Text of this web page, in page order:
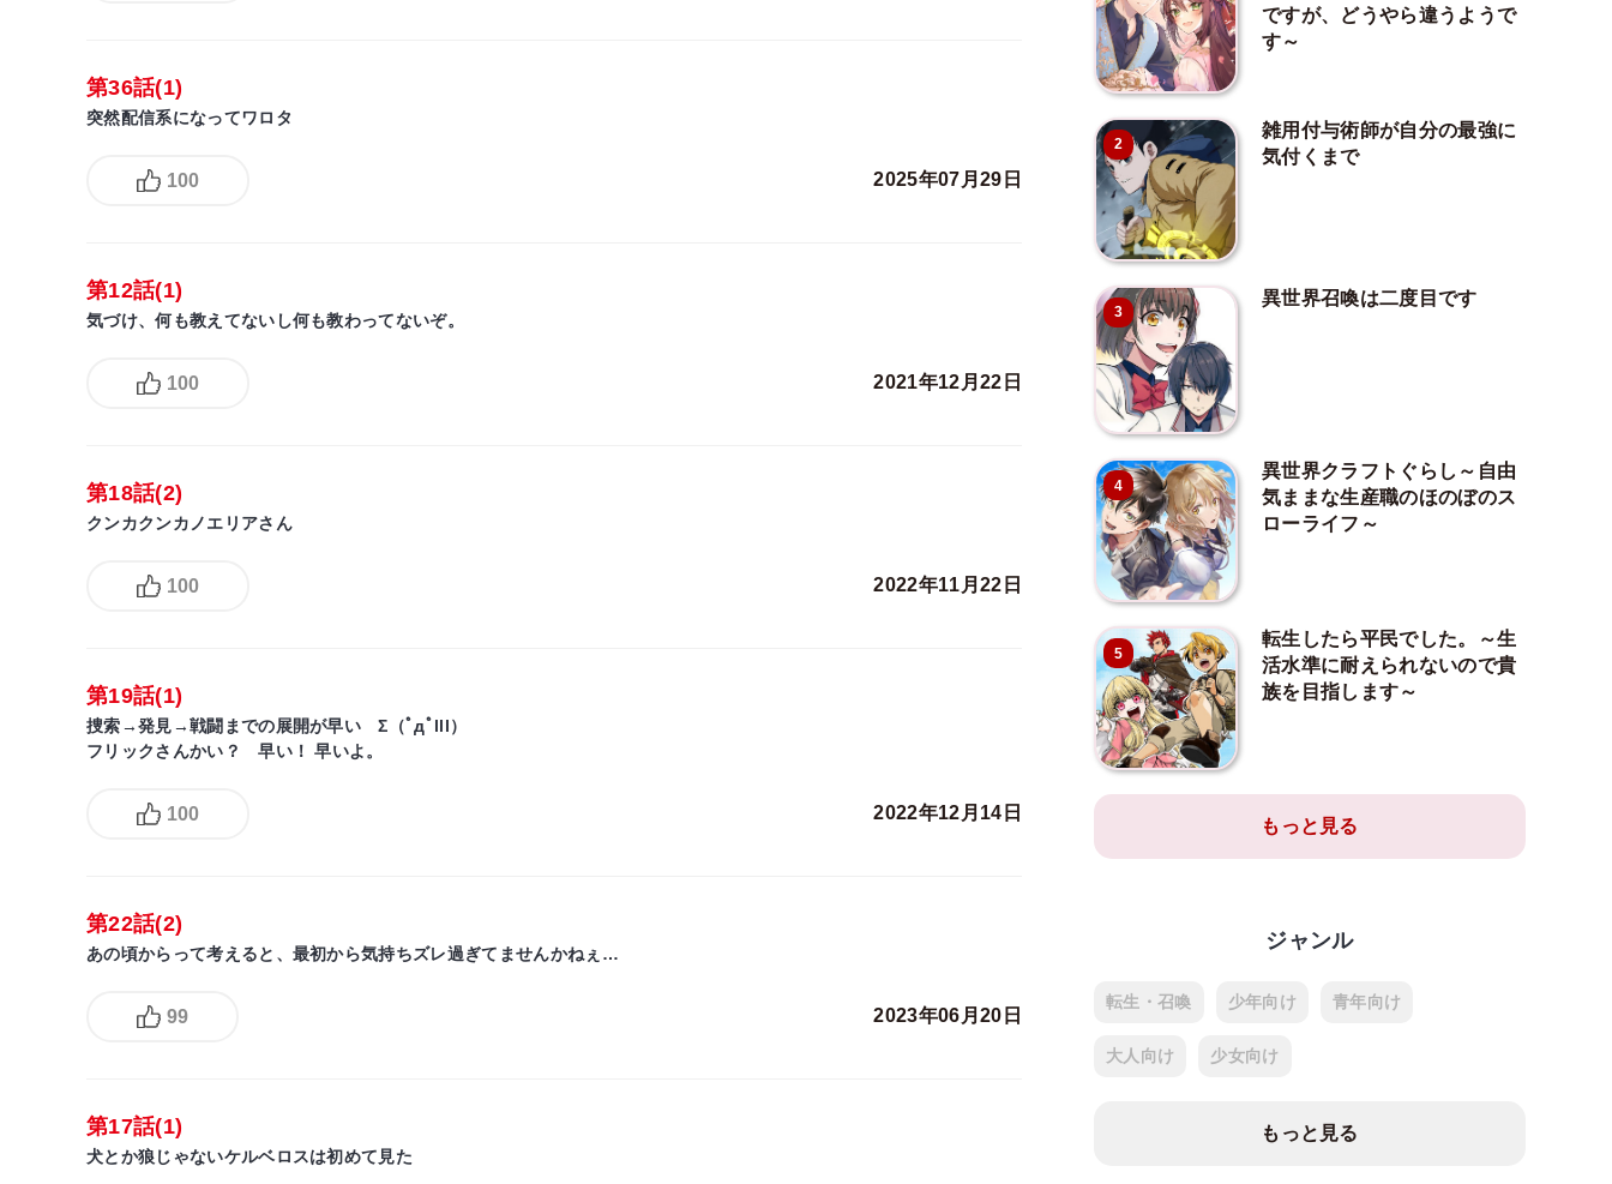
第36話(1)
突然配信系になってワロタ
100 2025年07月29日
第12話(1)
気づけ、何も教えてないし何も教わってないぞ。
100 2021年12月22日
第18話(2)
クンカクンカノエリアさん
100 2022年11月22日
第19話(1)
捜索→発見→戦闘までの展開が早い Σ（ﾟдﾟlll）
フリックさんかい？ 早い！ 早いよ。
100 2022年12月14日
第22話(2)
あの頃からって考えると、最初から気持ちズレ過ぎてませんかねぇ…
99 2023年06月20日
第17話(1)
犬とか狼じゃないケルベロスは初めて見た
ですが、どうやら違うようで
す～
2
雑用付与術師が自分の最強に
気付くまで
3
異世界召喚は二度目です
4
異世界クラフトぐらし～自由
気ままな生産職のほのぼのス
ローライフ～
5
転生したら平民でした。～生
活水準に耐えられないので貴
族を目指します～
もっと見る
ジャンル
転生・召喚 少年向け 青年向け
大人向け 少女向け
もっと見る